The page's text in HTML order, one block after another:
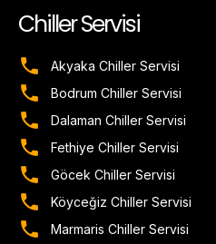
Chiller Servisi
Akyaka Chiller Servisi
Bodrum Chiller Servisi
Dalaman Chiller Servisi
Fethiye Chiller Servisi
Göcek Chiller Servisi
Köyceğiz Chiller Servisi
Marmaris Chiller Servisi